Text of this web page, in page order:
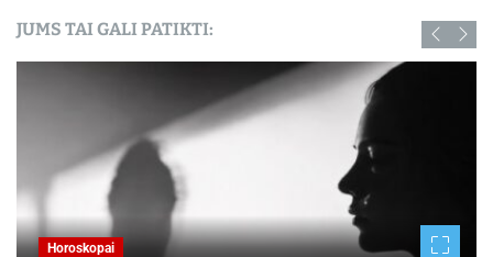
JUMS TAI GALI PATIKTI:
Horoskopai